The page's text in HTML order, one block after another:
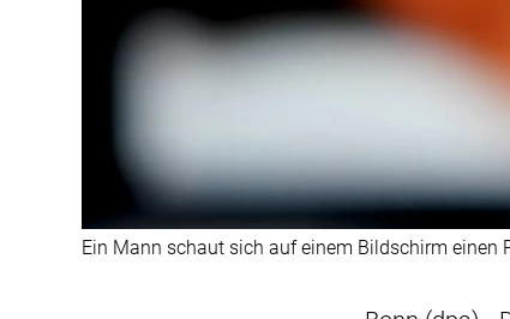
Ein Mann schaut sich auf einem Bildschirm einen